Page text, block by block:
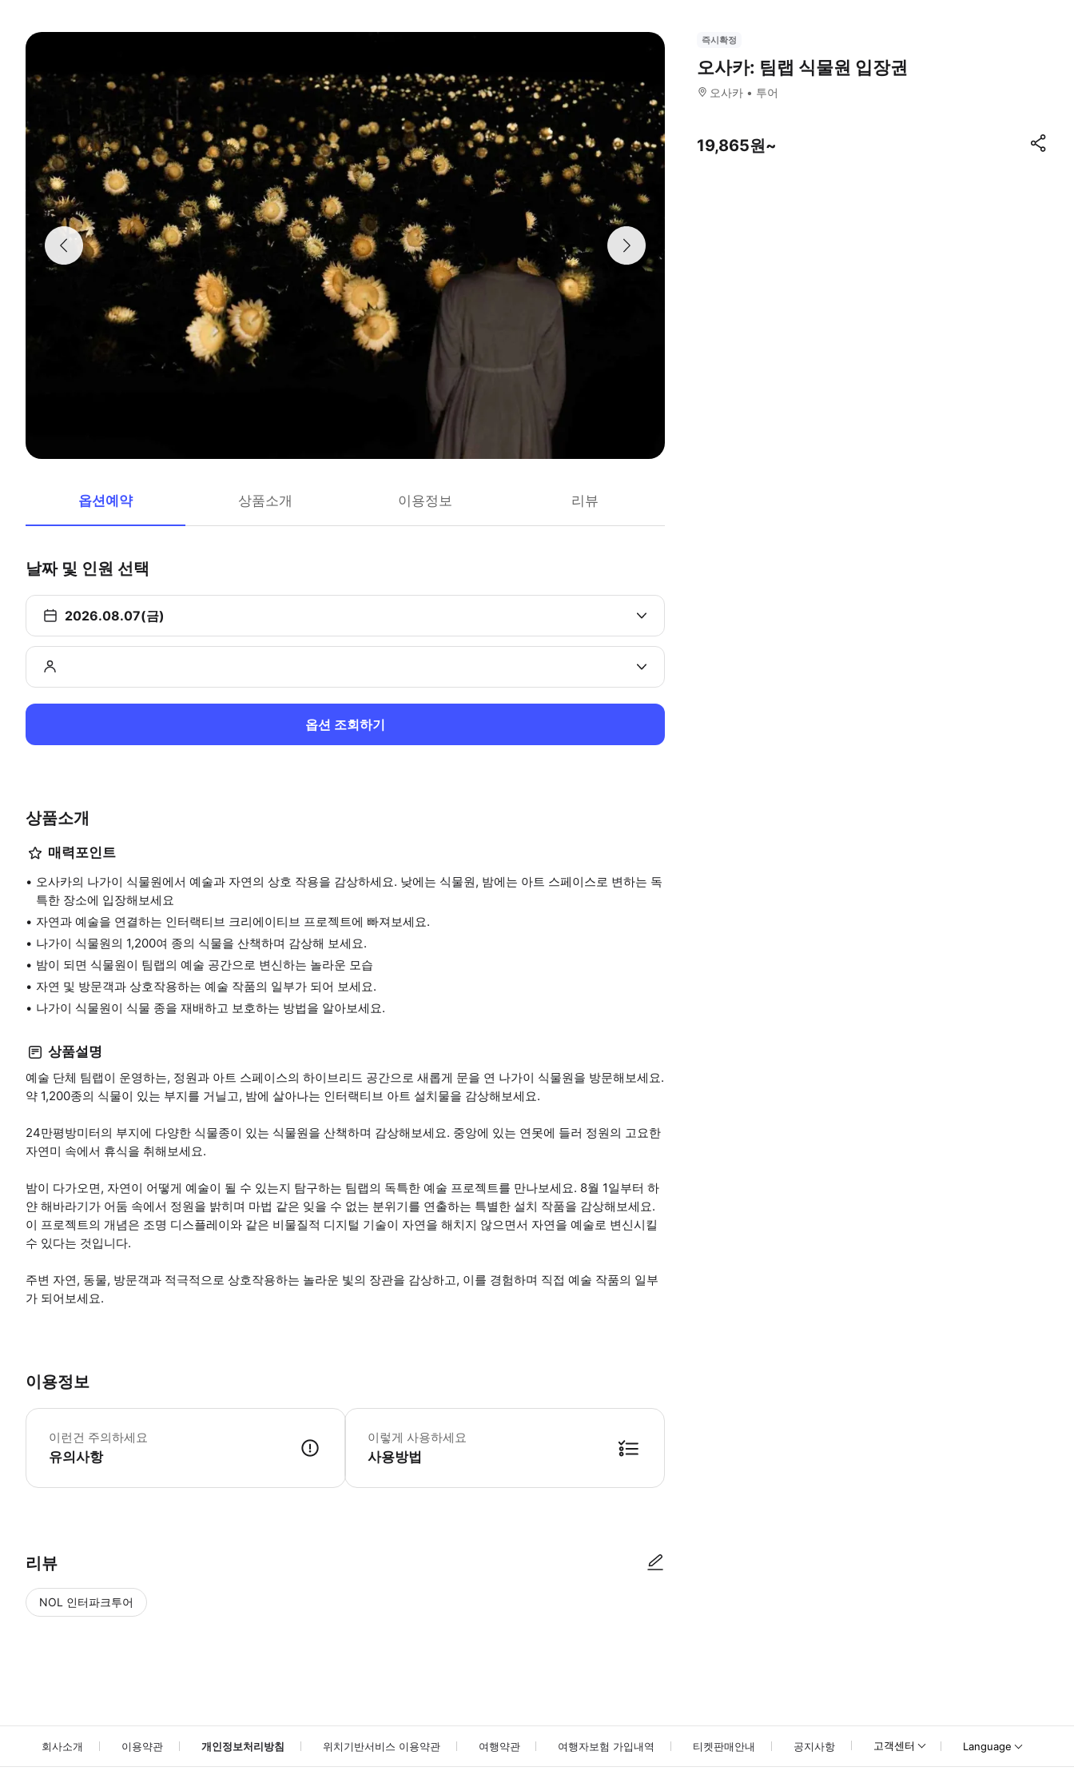
옵션예약 상품소개 이용정보 리뷰
날짜 및 인원 선택
2026.08.07(금)
옵션 조회하기
상품소개
매력포인트
오사카의 나가이 식물원에서 예술과 자연의 상호 작용을 감상하세요. 낮에는 식물원, 밤에는 아트 스페이스로 변하는 독
특한 장소에 입장해보세요
자연과 예술을 연결하는 인터랙티브 크리에이티브 프로젝트에 빠져보세요.
나가이 식물원의 1,200여 종의 식물을 산책하며 감상해 보세요.
밤이 되면 식물원이 팀랩의 예술 공간으로 변신하는 놀라운 모습
자연 및 방문객과 상호작용하는 예술 작품의 일부가 되어 보세요.
나가이 식물원이 식물 종을 재배하고 보호하는 방법을 알아보세요.
상품설명
예술 단체 팀랩이 운영하는, 정원과 아트 스페이스의 하이브리드 공간으로 새롭게 문을 연 나가이 식물원을 방문해보세요.
약 1,200종의 식물이 있는 부지를 거닐고, 밤에 살아나는 인터랙티브 아트 설치물을 감상해보세요.
24만평방미터의 부지에 다양한 식물종이 있는 식물원을 산책하며 감상해보세요. 중앙에 있는 연못에 들러 정원의 고요한
자연미 속에서 휴식을 취해보세요.
밤이 다가오면, 자연이 어떻게 예술이 될 수 있는지 탐구하는 팀랩의 독특한 예술 프로젝트를 만나보세요. 8월 1일부터 하
얀 해바라기가 어둠 속에서 정원을 밝히며 마법 같은 잊을 수 없는 분위기를 연출하는 특별한 설치 작품을 감상해보세요.
이 프로젝트의 개념은 조명 디스플레이와 같은 비물질적 디지털 기술이 자연을 해치지 않으면서 자연을 예술로 변신시킬
수 있다는 것입니다.
주변 자연, 동물, 방문객과 적극적으로 상호작용하는 놀라운 빛의 장관을 감상하고, 이를 경험하며 직접 예술 작품의 일부
가 되어보세요.
이용정보
이런건 주의하세요
유의사항
어린이는 만 18세 이상의 성인과 동반해야 합니다. 어린이 3명당 성인 1명이 동반해야 합니다. 휠체어 사용자와 유모차를 탄 어린이는 입장할 수 있지만 일
이렇게 사용하세요
사용방법
리뷰
NOL 인터파크투어
즉시확정
오사카: 팀랩 식물원 입장권
오사카 투어
19,865원~
회사소개 이용약관 개인정보처리방침 위치기반서비스 이용약관 여행약관 여행자보험 가입내역 티켓판매안내 공지사항 고객센터 Language